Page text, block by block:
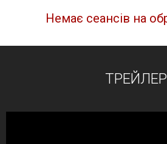
Немає сеансів на
ТРЕЙЛЕР